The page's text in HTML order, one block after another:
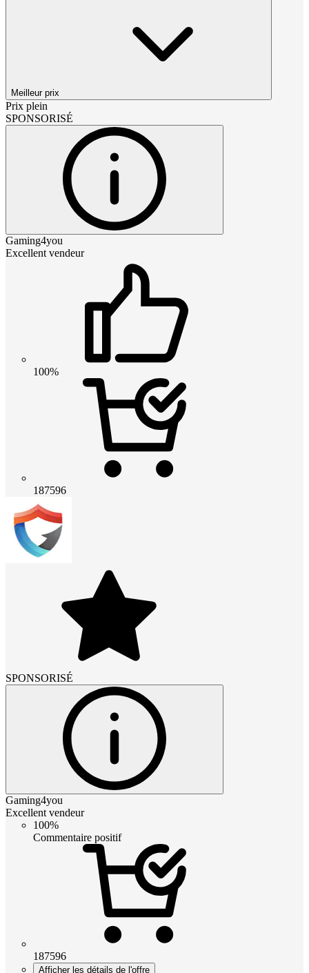
Meilleur prix
Prix plein
SPONSORISÉ
Gaming4you
Excellent vendeur
100%
187596
SPONSORISÉ
Gaming4you
Excellent vendeur
100%
Commentaire positif
187596
Afficher les détails de l'offre